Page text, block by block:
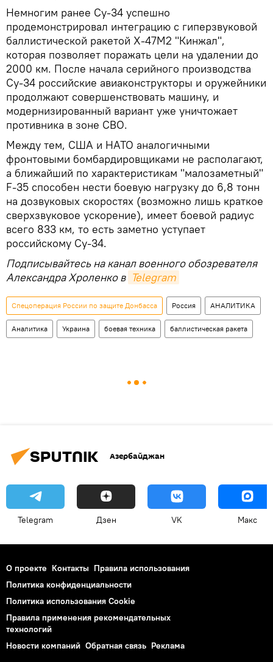
Немногим ранее Су-34 успешно
продемонстрировал интеграцию с гиперзвуковой
баллистической ракетой Х-47М2 "Кинжал",
которая позволяет поражать цели на удалении до
2000 км. После начала серийного производства
Су-34 российские авиаконструкторы и оружейники
продолжают совершенствовать машину, и
модернизированный вариант уже уничтожает
противника в зоне СВО.
Между тем, США и НАТО аналогичными
фронтовыми бомбардировщиками не располагают,
а ближайший по характеристикам "малозаметный"
F-35 способен нести боевую нагрузку до 6,8 тонн
на дозвуковых скоростях (возможно лишь краткое
сверхзвуковое ускорение), имеет боевой радиус
всего 833 км, то есть заметно уступает
российскому Су-34.
Подписывайтесь на канал военного обозревателя
Александра Хроленко в Telegram
Спецоперация России по защите Донбасса Россия АНАЛИТИКА
Аналитика Украина боевая техника баллистическая ракета
Азербайджан
Telegram Дзен VK Макс
О проекте Контакты Правила использования
Политика конфиденциальности
Политика использования Cookie
Правила применения рекомендательных
технологий
Новости компаний Обратная связь Реклама